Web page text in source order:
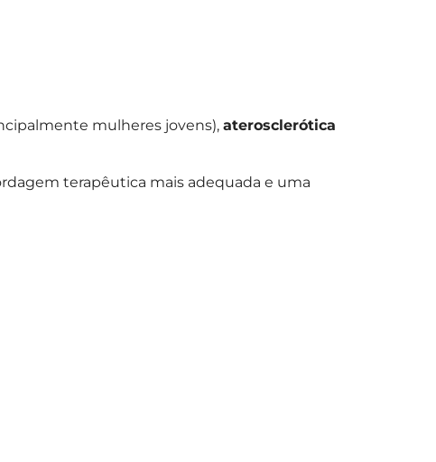
mulheres jovens), aterosclerótica
terapêutica mais adequada e uma